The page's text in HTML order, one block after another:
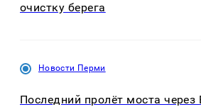
очистку берега
Новости Перми
Последний пролёт моста